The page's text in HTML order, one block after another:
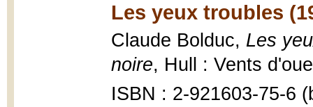
Les yeux troubles
Claude Bolduc, Les
noire, Hull : Vents
ISBN : 2-921603-75-6